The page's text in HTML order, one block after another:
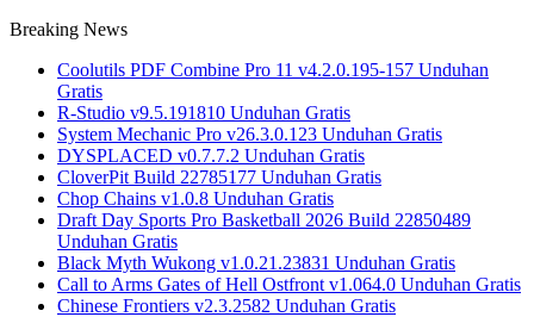
Breaking News
Coolutils PDF Combine Pro 11 v4.2.0.195-157 Unduhan
Gratis
R-Studio v9.5.191810 Unduhan Gratis
System Mechanic Pro v26.3.0.123 Unduhan Gratis
DYSPLACED v0.7.7.2 Unduhan Gratis
CloverPit Build 22785177 Unduhan Gratis
Chop Chains v1.0.8 Unduhan Gratis
Draft Day Sports Pro Basketball 2026 Build 22850489
Unduhan Gratis
Black Myth Wukong v1.0.21.23831 Unduhan Gratis
Call to Arms Gates of Hell Ostfront v1.064.0 Unduhan Gratis
Chinese Frontiers v2.3.2582 Unduhan Gratis